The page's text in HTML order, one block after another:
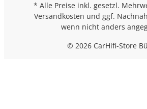
* Alle Preise inkl. gesetzl.
Versandkosten und ggf.
wenn nicht anders
© 2026 CarHifi-Store